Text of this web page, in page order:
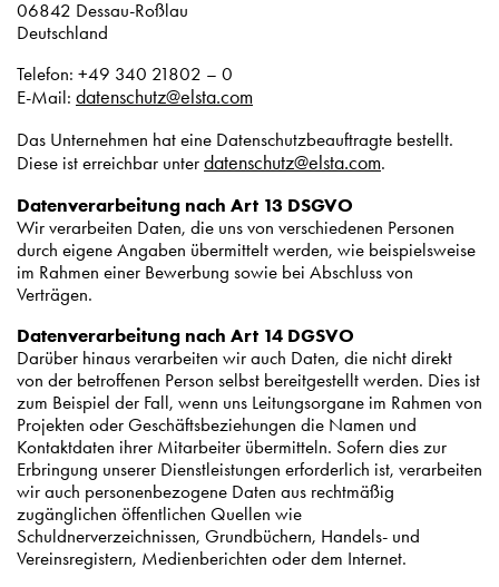
06842 Dessau-Roßlau
Deutschland
Telefon: +49 340 21802 – 0
E-Mail: datenschutz@elsta.com
Das Unternehmen hat eine Datenschutzbeauftragte bestellt.
Diese ist erreichbar unter datenschutz@elsta.com.
Datenverarbeitung nach Art 13 DSGVO
Wir verarbeiten Daten, die uns von verschiedenen Personen
durch eigene Angaben übermittelt werden, wie beispielsweise
im Rahmen einer Bewerbung sowie bei Abschluss von
Verträgen.
Datenverarbeitung nach Art 14 DGSVO
Darüber hinaus verarbeiten wir auch Daten, die nicht direkt
von der betroffenen Person selbst bereitgestellt werden. Dies ist
zum Beispiel der Fall, wenn uns Leitungsorgane im Rahmen von
Projekten oder Geschäftsbeziehungen die Namen und
Kontaktdaten ihrer Mitarbeiter übermitteln. Sofern dies zur
Erbringung unserer Dienstleistungen erforderlich ist, verarbeiten
wir auch personenbezogene Daten aus rechtmäßig
zugänglichen öffentlichen Quellen wie
Schuldnerverzeichnissen, Grundbüchern, Handels- und
Vereinsregistern, Medienberichten oder dem Internet.